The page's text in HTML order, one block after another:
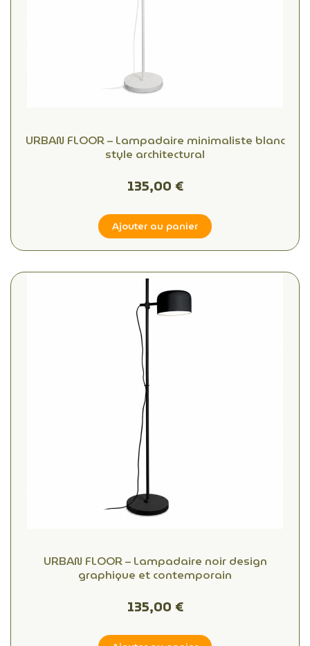
URBAN FLOOR – Lampadaire minimaliste blanc
style architectural
135,00 €
Ajouter au panier
URBAN FLOOR – Lampadaire noir design
graphique et contemporain
135,00 €